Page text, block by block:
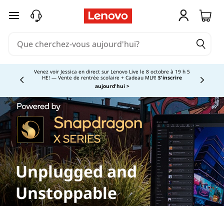
passer au contenu principal
Venez voir Jessica en direct sur Lenovo Live le 8 octobre à 19 h 5
HE! — Vente de rentrée scolaire + Cadeau MLR! S'inscrire
aujourd'hui >Currently displaying item 4 of
Unplugged and
Unstoppable